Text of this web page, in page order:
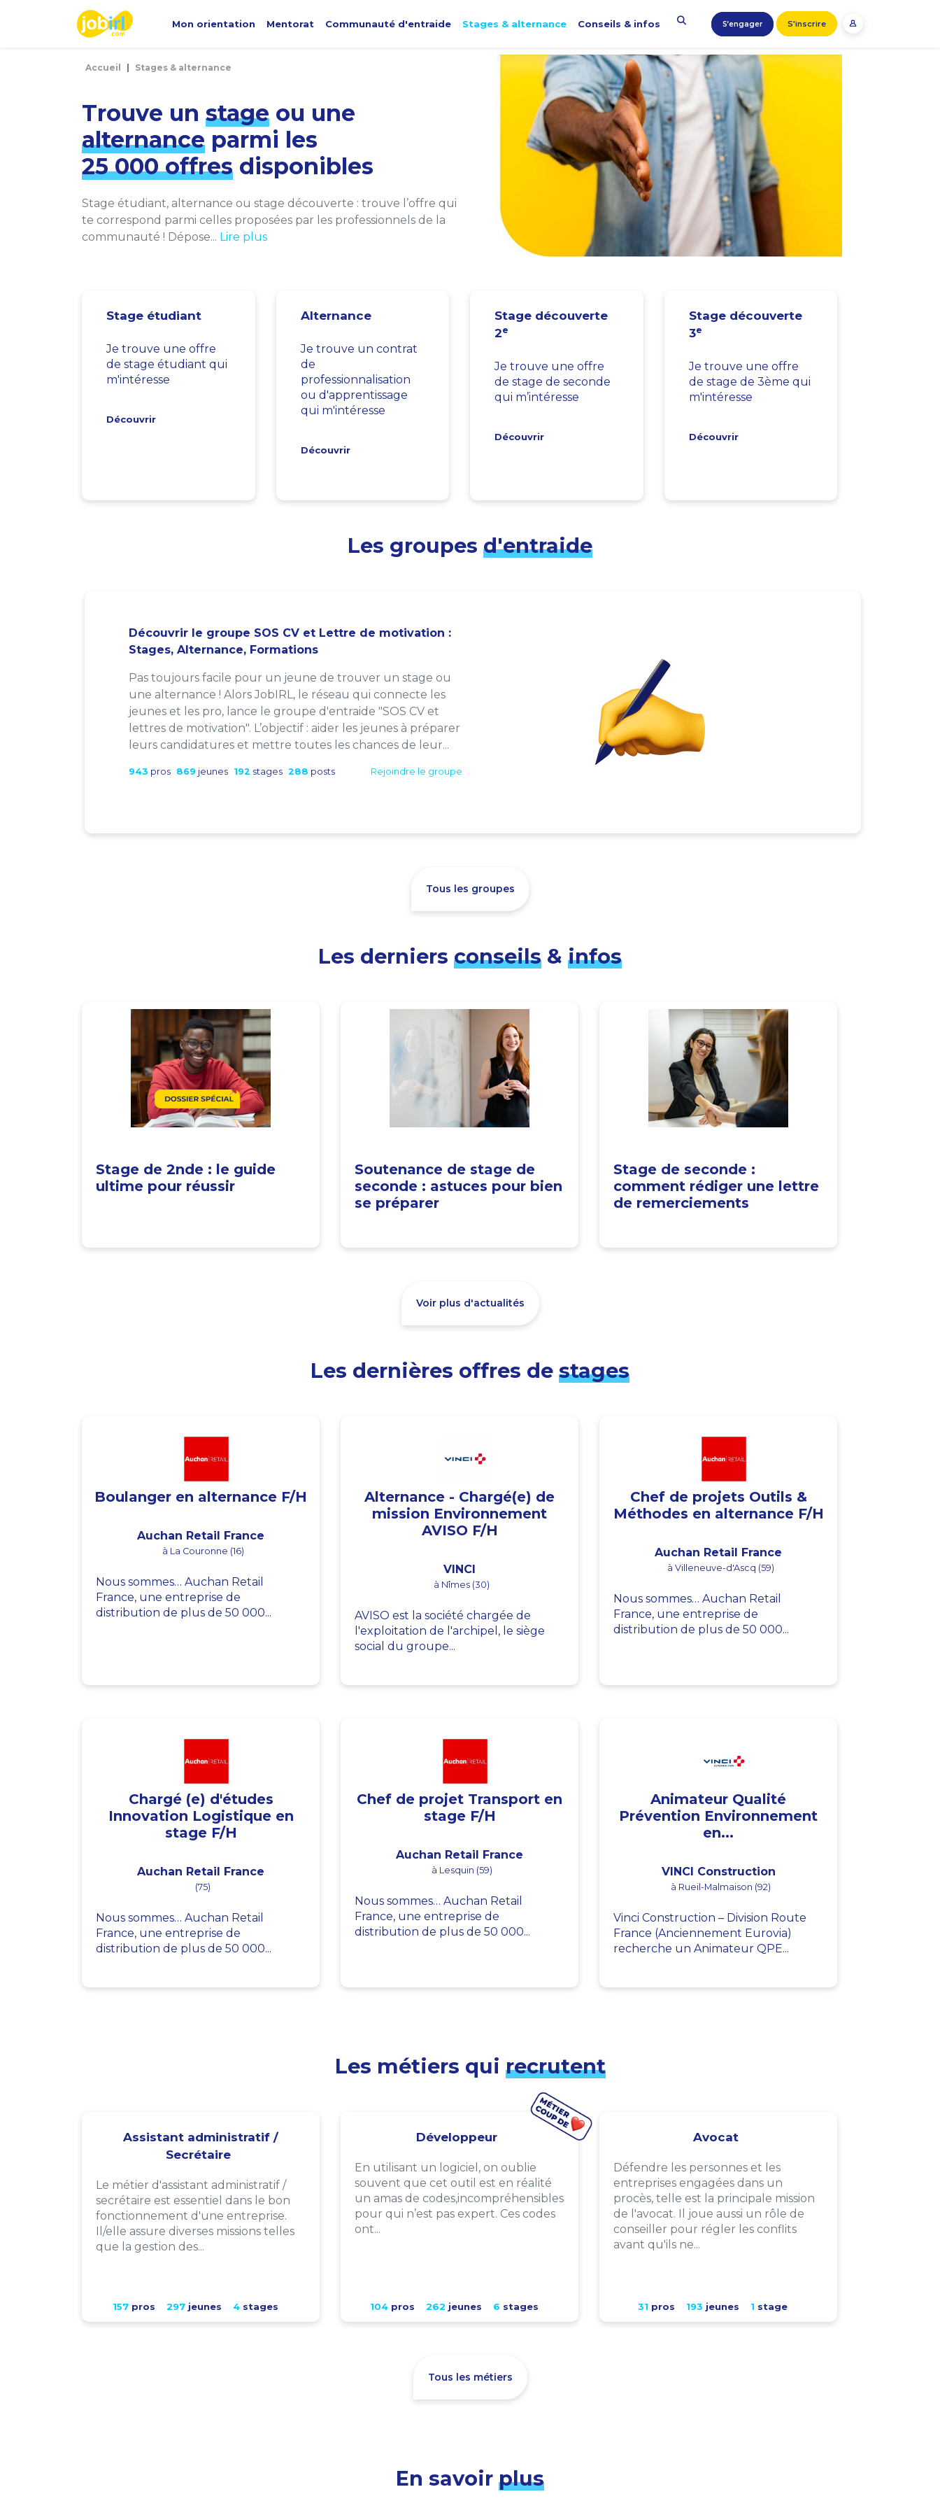
Mon orientation Mentorat Communauté d'entraide Stages & alternance Conseils & infos S’engager S'inscrire
Accueil Stages & alternance
Trouve un stage ou une
alternance parmi les
25 000 offres disponibles
Stage étudiant, alternance ou stage découverte : trouve l’offre qui
te correspond parmi celles proposées par les professionnels de la
communauté ! Dépose... Lire plus
Stage étudiant
Je trouve une offre
de stage étudiant qui
m'intéresse
Découvrir
Alternance
Je trouve un contrat
de
professionnalisation
ou d'apprentissage
qui m'intéresse
Découvrir
Stage découverte
2e
Je trouve une offre
de stage de seconde
qui m’intéresse
Découvrir
Stage découverte
3e
Je trouve une offre
de stage de 3ème qui
m'intéresse
Découvrir
Les groupes d'entraide
Découvrir le groupe SOS CV et Lettre de motivation :
Stages, Alternance, Formations
Pas toujours facile pour un jeune de trouver un stage ou
une alternance ! Alors JobIRL, le réseau qui connecte les
jeunes et les pro, lance le groupe d'entraide "SOS CV et
lettres de motivation". L’objectif : aider les jeunes à préparer
leurs candidatures et mettre toutes les chances de leur...
943 pros 869 jeunes 192 stages 288 posts Rejoindre le groupe
Tous les groupes
Les derniers conseils & infos
Stage de 2nde : le guide
ultime pour réussir
Soutenance de stage de
seconde : astuces pour bien
se préparer
Stage de seconde :
comment rédiger une lettre
de remerciements
Voir plus d'actualités
Les dernières offres de stages
Boulanger en alternance F/H
Auchan Retail France
à La Couronne (16)
Nous sommes… Auchan Retail
France, une entreprise de
distribution de plus de 50 000...
Alternance - Chargé(e) de
mission Environnement
AVISO F/H
VINCI
à Nîmes (30)
AVISO est la société chargée de
l'exploitation de l'archipel, le siège
social du groupe...
Chef de projets Outils &
Méthodes en alternance F/H
Auchan Retail France
à Villeneuve-d'Ascq (59)
Nous sommes… Auchan Retail
France, une entreprise de
distribution de plus de 50 000...
Chargé (e) d'études
Innovation Logistique en
stage F/H
Auchan Retail France
(75)
Nous sommes… Auchan Retail
France, une entreprise de
distribution de plus de 50 000...
Chef de projet Transport en
stage F/H
Auchan Retail France
à Lesquin (59)
Nous sommes… Auchan Retail
France, une entreprise de
distribution de plus de 50 000...
Animateur Qualité
Prévention Environnement
en...
VINCI Construction
à Rueil-Malmaison (92)
Vinci Construction – Division Route
France (Anciennement Eurovia)
recherche un Animateur QPE...
Les métiers qui recrutent
Assistant administratif /
Secrétaire
Le métier d'assistant administratif /
secrétaire est essentiel dans le bon
fonctionnement d'une entreprise.
Il/elle assure diverses missions telles
que la gestion des...
157pros 297jeunes 4stages
Développeur
En utilisant un logiciel, on oublie
souvent que cet outil est en réalité
un amas de codes,incompréhensibles
pour qui n’est pas expert. Ces codes
ont...
104pros 262 jeunes 6 stages
Avocat
Défendre les personnes et les
entreprises engagées dans un
procès, telle est la principale mission
de l'avocat. Il joue aussi un rôle de
conseiller pour régler les conflits
avant qu'ils ne...
31 pros 193 jeunes 1 stage
Tous les métiers
En savoir plus
Panneau de gestion des cookies